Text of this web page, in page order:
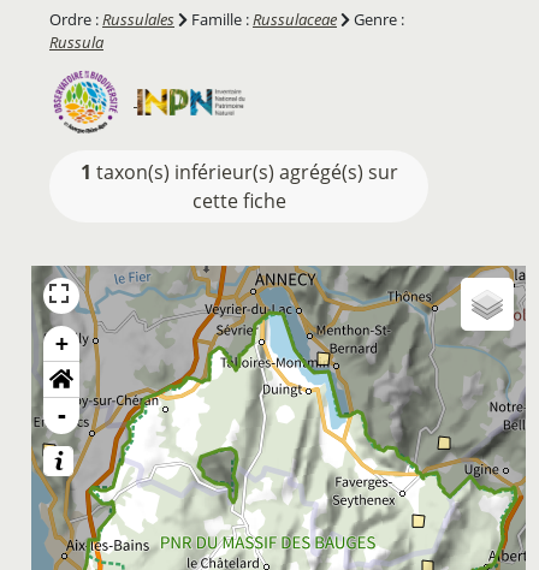
Ordre :Russulales Famille :Russulaceae
Genre :
Russula
1 taxon(s) inférieur(s) agrégé(s) sur
cette fiche
+
-